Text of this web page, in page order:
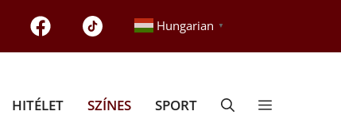
Hungarian ▼
HITÉLET SZÍNES SPORT